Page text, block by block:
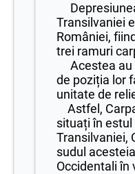
Transilvaniei
României,
trei ramuri
Acestea au
de poziția lor
unitate de
Astfel,
situați în estul
Transilvaniei,
sudul
Occidentali în